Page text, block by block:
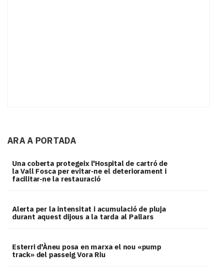
ARA A PORTADA
Una coberta protegeix l'Hospital de cartró de
la Vall Fosca per evitar‑ne el deteriorament i
facilitar‑ne la restauració
Alerta per la intensitat i acumulació de pluja
durant aquest dijous a la tarda al Pallars
Esterri d'Àneu posa en marxa el nou «pump
track» del passeig Vora Riu